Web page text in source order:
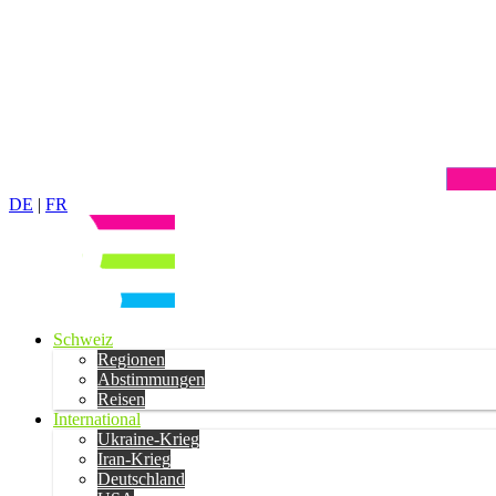
DE | FR
Schweiz
Regionen
Abstimmungen
Reisen
International
Ukraine-Krieg
Iran-Krieg
Deutschland